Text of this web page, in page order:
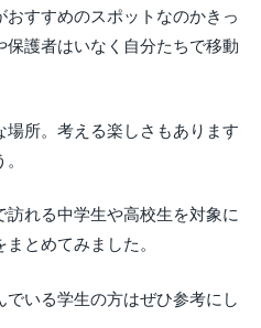
すすめのスポットなのかきっ
保護者はいなく自分たちで移動
所。考える楽しさもあります
れる中学生や高校生を対象に
とめてみました。
いる学生の方はぜひ参考にし